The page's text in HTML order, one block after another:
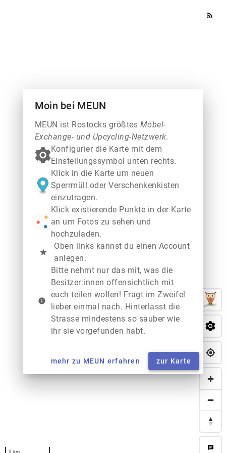
rss_feed
chat
Moin bei MEUN
MEUN ist Rostocks größtes Möbel-
Exchange- und Upcycling-Netzwerk.
Konfigurier die Karte mit dem
Einstellungssymbol unten rechts.
Klick in die Karte um neuen
Sperrmüll oder Verschenkenkisten
einzutragen.
Klick existierende Punkte in der Karte
an um Fotos zu sehen und
hochzuladen.
star
Oben links kannst du einen Account
anlegen.
info
Bitte nehmt nur das mit, was die
Besitzer:innen offensichtlich mit
euch teilen wollen! Fragt im Zweifel
lieber einmal nach. Hinterlasst die
Strasse mindestens so sauber wie
ihr sie vorgefunden habt.
mehr zu MEUN erfahren zur Karte